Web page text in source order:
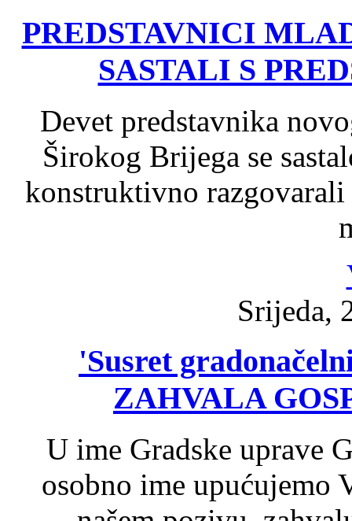
PREDSTAVNICI
SASTALI S
Devet predstavnika
Širokog Brijega se
konstruktivno
Srijeda,
'Susret
ZAHVALA
U ime Gradske uprave
osobno ime upućujemo